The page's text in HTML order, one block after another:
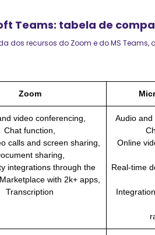
Teams: tabela de
dos recursos do Zoom e do MS Teams,
Zoom
video conferencing,
Chat function,
calls and screen sharing,
sharing,
integrations through the
with 2k+ apps,
Transcription
Audio and
Online
Real-time